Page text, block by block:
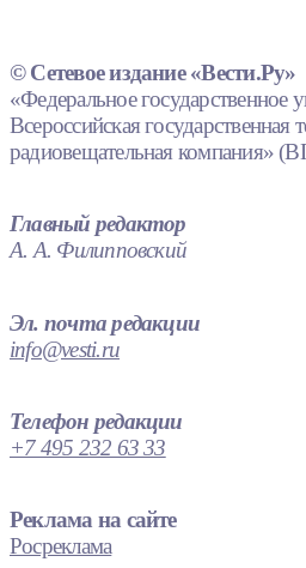
© Сетевое издание «Вести.Ру»
«Федеральное государственное
Всероссийская государственная
радиовещательная компания»
Главный редактор
А. А. Филипповский
Эл. почта редакции
info@vesti.ru
Телефон редакции
+7 495 232 63 33
Реклама на сайте
Росреклама